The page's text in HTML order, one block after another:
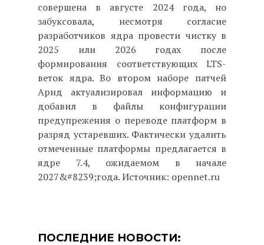
совершена в августе 2024 года, но
забуксовала, несмотря согласие
разработчиков ядра провести чистку в
2025 или 2026 годах после
формирования соответствующих LTS-
веток ядра. Во втором наборе патчей
Арнд актуализировал информацию и
добавил в файлы конфигурации
предупрежения о переводе платформ в
разряд устаревших. Фактически удалить
отмеченные платформы предлагается в
ядре 7.4, ожидаемом в начале
2027&#8239;года. Источник: opennet.ru
ПОСЛЕДНИЕ НОВОСТИ: